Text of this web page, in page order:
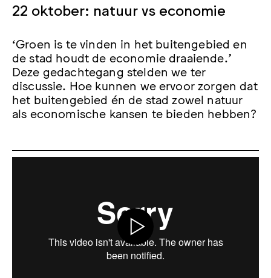
22 oktober: natuur vs economie
‘Groen is te vinden in het buitengebied en
de stad houdt de economie draaiende.’
Deze gedachtegang stelden we ter
discussie. Hoe kunnen we ervoor zorgen dat
het buitengebied én de stad zowel natuur
als economische kansen te bieden hebben?